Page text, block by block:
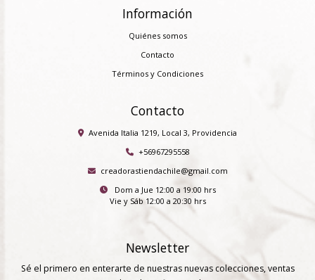
Información
Quiénes somos
Contacto
Términos y Condiciones
Contacto
Avenida Italia 1219, Local 3, Providencia
+56967295558
creadorastiendachile@gmail.com
Dom a Jue 12:00 a 19:00 hrs
Vie y Sáb 12:00 a 20:30 hrs
Newsletter
Sé el primero en enterarte de nuestras nuevas colecciones, ventas